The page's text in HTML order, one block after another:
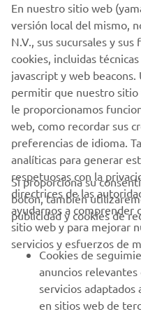
CORPORATIVO
PROFESIONALES
MÁS YAMAHA
En nuestro sitio web
versión local del mismo,
N.V., sus sucursales y
cookies, incluidas
javascript y web
permitir que nuestro
le proporcionamos
web, como recordar sus
preferencias de idioma.
analíticas para generar
respetuosas con la
directrices de las
ayudarnos a comprender
sitio web y para mejorar
servicios y esfuerzos de
Si proporciona su
botón, también
publicidad y cookies de
Cookies de
anuncios
servicios
en sitios web de